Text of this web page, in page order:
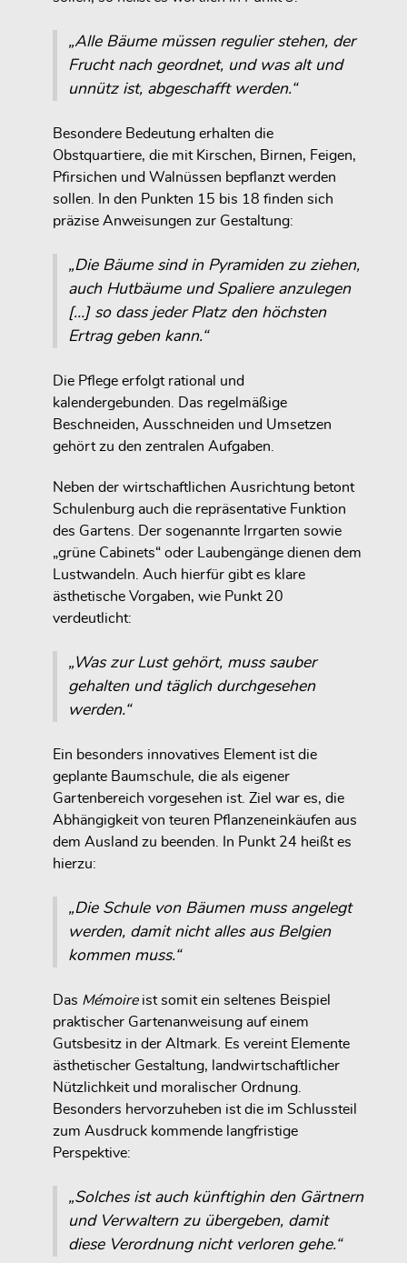
„Alle Bäume müssen regulier stehen, der
Frucht nach geordnet, und was alt und
unnütz ist, abgeschafft werden.“
Besondere Bedeutung erhalten die
Obstquartiere, die mit Kirschen, Birnen, Feigen,
Pfirsichen und Walnüssen bepflanzt werden
sollen. In den Punkten 15 bis 18 finden sich
präzise Anweisungen zur Gestaltung:
„Die Bäume sind in Pyramiden zu ziehen,
auch Hutbäume und Spaliere anzulegen
[…] so dass jeder Platz den höchsten
Ertrag geben kann.“
Die Pflege erfolgt rational und
kalendergebunden. Das regelmäßige
Beschneiden, Ausschneiden und Umsetzen
gehört zu den zentralen Aufgaben.
Neben der wirtschaftlichen Ausrichtung betont
Schulenburg auch die repräsentative Funktion
des Gartens. Der sogenannte Irrgarten sowie
„grüne Cabinets“ oder Laubengänge dienen dem
Lustwandeln. Auch hierfür gibt es klare
ästhetische Vorgaben, wie Punkt 20
verdeutlicht:
„Was zur Lust gehört, muss sauber
gehalten und täglich durchgesehen
werden.“
Ein besonders innovatives Element ist die
geplante Baumschule, die als eigener
Gartenbereich vorgesehen ist. Ziel war es, die
Abhängigkeit von teuren Pflanzeneinkäufen aus
dem Ausland zu beenden. In Punkt 24 heißt es
hierzu:
„Die Schule von Bäumen muss angelegt
werden, damit nicht alles aus Belgien
kommen muss.“
Das Mémoireist somit ein seltenes Beispiel
praktischer Gartenanweisung auf einem
Gutsbesitz in der Altmark. Es vereint Elemente
ästhetischer Gestaltung, landwirtschaftlicher
Nützlichkeit und moralischer Ordnung.
Besonders hervorzuheben ist die im Schlussteil
zum Ausdruck kommende langfristige
Perspektive:
„Solches ist auch künftighin den Gärtnern
und Verwaltern zu übergeben, damit
diese Verordnung nicht verloren gehe.“